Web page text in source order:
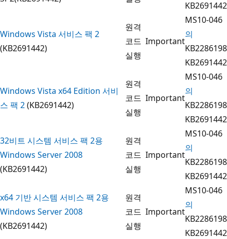
KB2691442
Windows Vista 서비스 팩 2
(KB2691442)
원격
코드
실행
Important
MS10-046
의
KB2286198
KB2691442
Windows Vista x64 Edition 서비
스 팩 2(KB2691442)
원격
코드
실행
Important
MS10-046
의
KB2286198
KB2691442
32비트 시스템 서비스 팩 2용
Windows Server 2008
(KB2691442)
원격
코드
실행
Important
MS10-046
의
KB2286198
KB2691442
x64 기반 시스템 서비스 팩 2용
Windows Server 2008
(KB2691442)
원격
코드
실행
Important
MS10-046
의
KB2286198
KB2691442